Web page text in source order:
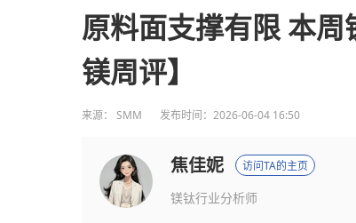
原料面支撑有限 本
镁周评】
来源： SMM 发布时间：2026-06-04 16:50
焦佳妮 访问TA的主页
镁钛行业分析师